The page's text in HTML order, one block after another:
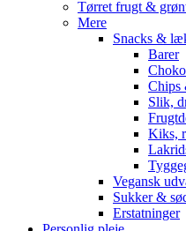
Tørret frugt &
Mere
Snacks &
Barer
Chips
Slik,
Kiks,
Vegansk
Sukker &
Erstatninger